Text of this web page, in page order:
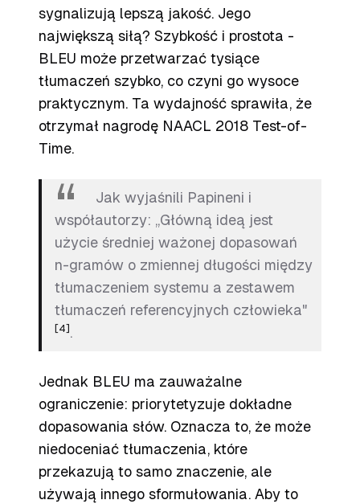
sygnalizują lepszą jakość. Jego
największą siłą? Szybkość i prostota -
BLEU może przetwarzać tysiące
tłumaczeń szybko, co czyni go wysoce
praktycznym. Ta wydajność sprawiła, że
otrzymał nagrodę NAACL 2018 Test-of-
Time.
Jak wyjaśnili Papineni i
współautorzy: „Główną ideą jest
użycie średniej ważonej dopasowań
n-gramów o zmiennej długości między
tłumaczeniem systemu a zestawem
tłumaczeń referencyjnych człowieka"
[4] .
Jednak BLEU ma zauważalne
ograniczenie: priorytetyzuje dokładne
dopasowania słów. Oznacza to, że może
niedoceniać tłumaczenia, które
przekazują to samo znaczenie, ale
używają innego sformułowania. Aby to